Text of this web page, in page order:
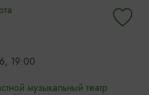
19:00
музыкальный театр